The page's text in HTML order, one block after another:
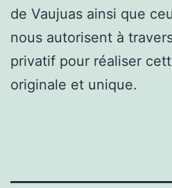
de Vaujuas ainsi que
nous autorisent à
privatif pour réaliser
originale et unique.